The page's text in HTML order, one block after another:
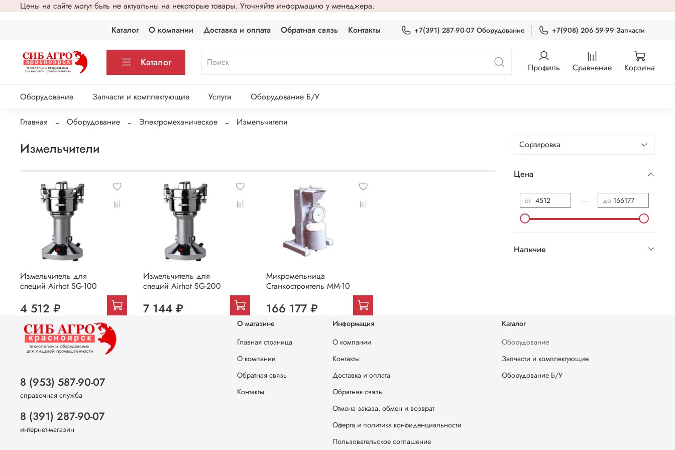
Цены на сайте могут быть не актуальны на некоторые товары. Уточняйте информацию у менеджера.
Каталог О компании Доставка и оплата Обратная связь Контакты +7(391) 287-90-07 Оборудование +7(908) 206-59-99 Запчасти
Каталог Профиль Сравнение Корзина
Оборудование Запчасти и комплектующие Услуги Оборудование Б/У
Главная Оборудование Электромеханическое Измельчители
Измельчители
Измельчитель для
специй Airhot SG-100
4 512 ₽
Измельчитель для
специй Airhot SG-200
7 144 ₽
Микромельница
Станкостроитель ММ-10
166 177 ₽
Цена
от до
Наличие
О магазине
Главная страница
О компании
Обратная связь
Контакты
Информация
О компании
Контакты
Доставка и оплата
Обратная связь
Отмена заказа, обмен и возврат
Оферта и политика конфиденциальности
Пользовательское соглашение
Каталог
Оборудование
Запчасти и комплектующие
Оборудование Б/У
8 (953) 587-90-07
справочная служба
8 (391) 287-90-07
интернет-магазин